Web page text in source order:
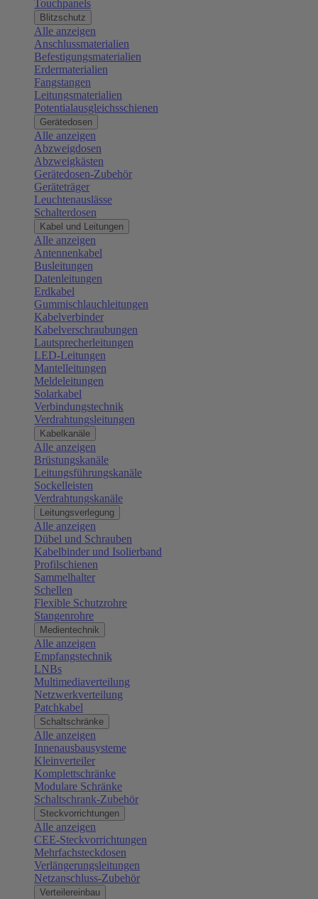
Touchpanels
Blitzschutz
Alle anzeigen
Anschlussmaterialien
Befestigungsmaterialien
Erdermaterialien
Fangstangen
Leitungsmaterialien
Potentialausgleichsschienen
Gerätedosen
Alle anzeigen
Abzweigdosen
Abzweigkästen
Gerätedosen-Zubehör
Geräteträger
Leuchtenauslässe
Schalterdosen
Kabel und Leitungen
Alle anzeigen
Antennenkabel
Busleitungen
Datenleitungen
Erdkabel
Gummischlauchleitungen
Kabelverbinder
Kabelverschraubungen
Lautsprecherleitungen
LED-Leitungen
Mantelleitungen
Meldeleitungen
Solarkabel
Verbindungstechnik
Verdrahtungsleitungen
Kabelkanäle
Alle anzeigen
Brüstungskanäle
Leitungsführungskanäle
Sockelleisten
Verdrahtungskanäle
Leitungsverlegung
Alle anzeigen
Dübel und Schrauben
Kabelbinder und Isolierband
Profilschienen
Sammelhalter
Schellen
Flexible Schutzrohre
Stangenrohre
Medientechnik
Alle anzeigen
Empfangstechnik
LNBs
Multimediaverteilung
Netzwerkverteilung
Patchkabel
Schaltschränke
Alle anzeigen
Innenausbausysteme
Kleinverteiler
Komplettschränke
Modulare Schränke
Schaltschrank-Zubehör
Steckvorrichtungen
Alle anzeigen
CEE-Steckvorrichtungen
Mehrfachsteckdosen
Verlängerungsleitungen
Netzanschluss-Zubehör
Verteilereinbau